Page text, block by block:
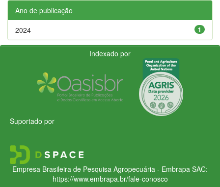
Ano de publicação
1
2024
Indexado por
Suportado por
Empresa Brasileira de Pesquisa Agropecuária - Embrapa SAC:
https://www.embrapa.br/fale-conosco